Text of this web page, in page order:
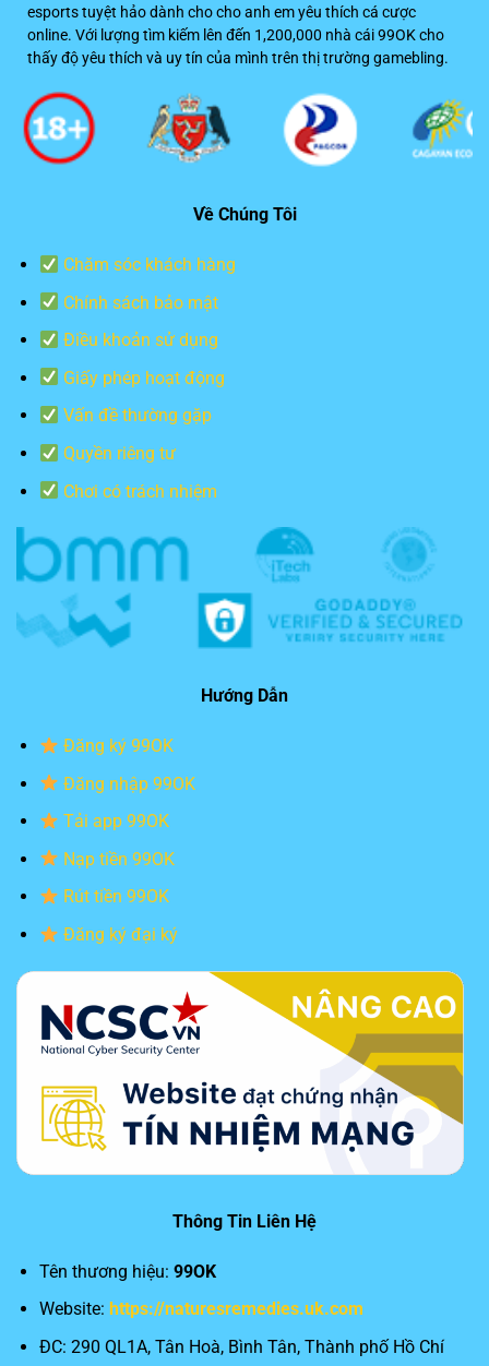
esports tuyệt hảo dành cho cho anh em yêu thích cá cược
online. Với lượng tìm kiếm lên đến 1,200,000 nhà cái 99OK cho
thấy độ yêu thích và uy tín của mình trên thị trường gamebling.
Về Chúng Tôi
Chăm sóc khách hàng
Chính sách bảo mật
Điều khoản sử dụng
Giấy phép hoạt động
Vấn đề thường gặp
Quyền riêng tư
Chơi có trách nhiệm
Hướng Dẫn
Đăng ký 99OK
Đăng nhập 99OK
Tải app 99OK
Nạp tiền 99OK
Rút tiền 99OK
Đăng ký đại ký
Thông Tin Liên Hệ
Tên thương hiệu: 99OK
Website: https://naturesremedies.uk.com
ĐC: 290 QL1A, Tân Hoà, Bình Tân, Thành phố Hồ Chí